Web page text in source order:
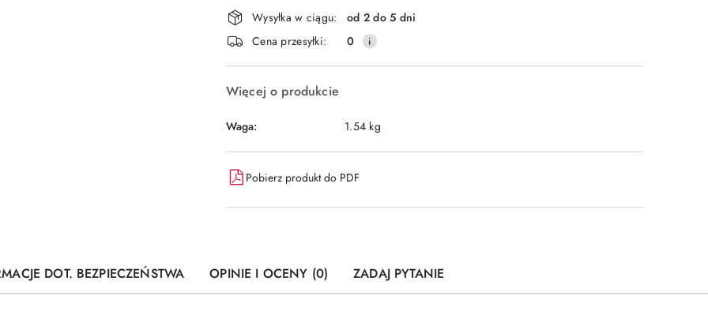
i
dostawa
Wysyłka w ciągu:
od 2 do 5 dni
Cena przesyłki:
0
Więcej o produkcie
Waga: 1.54 kg
Pobierz produkt do PDF
DOT. BEZPIECZEŃSTWA OPINIE I OCENY (0) ZADAJ PYTANIE